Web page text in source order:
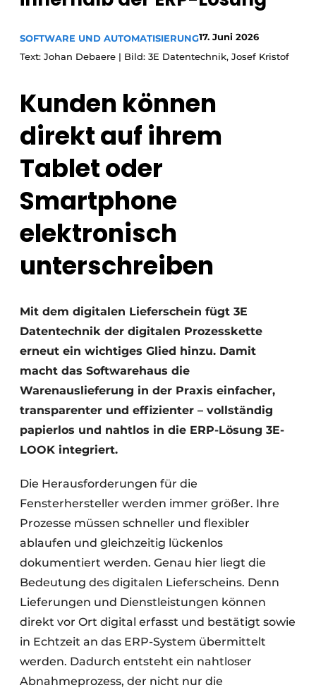
Profil
Ein Stellenangebot registrieren
Videos
Werben
SOFTWARE UND AUTOMATISIERUNG17. Juni 2026
Text: Johan Debaere | Bild: 3E Datentechnik, Josef Kristof
Kunden können
direkt auf ihrem
Tablet oder
Smartphone
elektronisch
unterschreiben
Mit dem digitalen Lieferschein fügt 3E
Datentechnik der digitalen Prozesskette
erneut ein wichtiges Glied hinzu. Damit
macht das Softwarehaus die
Warenauslieferung in der Praxis einfacher,
transparenter und effizienter – vollständig
papierlos und nahtlos in die ERP-Lösung 3E-
LOOK integriert.
Die Herausforderungen für die
Fensterhersteller werden immer größer. Ihre
Prozesse müssen schneller und flexibler
ablaufen und gleichzeitig lückenlos
dokumentiert werden. Genau hier liegt die
Bedeutung des digitalen Lieferscheins. Denn
Lieferungen und Dienstleistungen können
direkt vor Ort digital erfasst und bestätigt sowie
in Echtzeit an das ERP-System übermittelt
werden. Dadurch entsteht ein nahtloser
Abnahmeprozess, der nicht nur die